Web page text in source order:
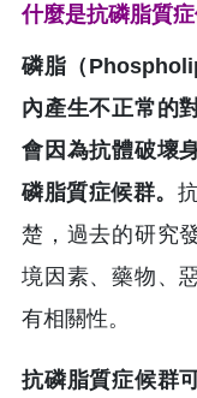
什麼是抗磷脂質症
磷脂（
內產生不正常的
會因為抗體破壞
磷脂質症候群。
楚，過去的研究
境因素、藥物、
有相關性。
抗磷脂質症候群